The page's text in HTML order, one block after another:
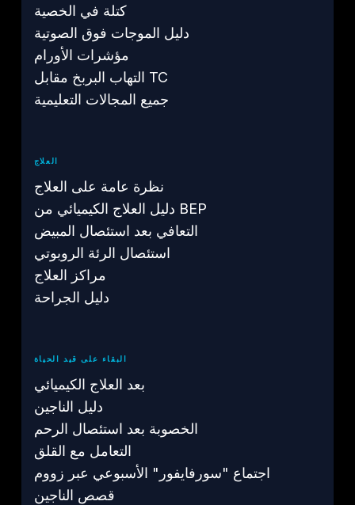
كتلة في الخصية
دليل الموجات فوق الصوتية
مؤشرات الأورام
التهاب البربخ مقابل TC
جميع المجالات التعليمية
العلاج
نظرة عامة على العلاج
دليل العلاج الكيميائي من BEP
التعافي بعد استئصال المبيض
استئصال الرئة الروبوتي
مراكز العلاج
دليل الجراحة
البقاء على قيد الحياة
بعد العلاج الكيميائي
دليل الناجين
الخصوبة بعد استئصال الرحم
التعامل مع القلق
اجتماع "سورفايفور" الأسبوعي عبر زووم
قصص الناجين